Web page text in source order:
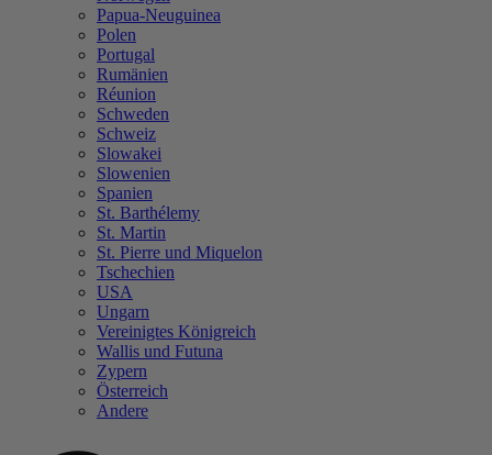
Papua-Neuguinea
Polen
Portugal
Rumänien
Réunion
Schweden
Schweiz
Slowakei
Slowenien
Spanien
St. Barthélemy
St. Martin
St. Pierre und Miquelon
Tschechien
USA
Ungarn
Vereinigtes Königreich
Wallis und Futuna
Zypern
Österreich
Andere